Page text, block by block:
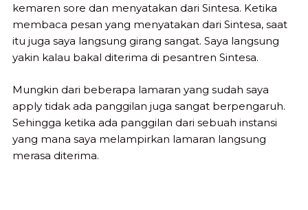
kemaren sore dan menyatakan dari Sintesa. Ketika
membaca pesan yang menyatakan dari Sintesa, saat
itu juga saya langsung girang sangat. Saya langsung
yakin kalau bakal diterima di pesantren Sintesa.
Mungkin dari beberapa lamaran yang sudah saya
apply tidak ada panggilan juga sangat berpengaruh.
Sehingga ketika ada panggilan dari sebuah instansi
yang mana saya melampirkan lamaran langsung
merasa diterima.